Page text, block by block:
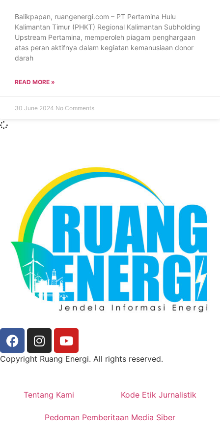
Balikpapan, ruangenergi.com – PT Pertamina Hulu
Kalimantan Timur (PHKT) Regional Kalimantan Subholding
Upstream Pertamina, memperoleh piagam penghargaan
atas peran aktifnya dalam kegiatan kemanusiaan donor
darah
READ MORE »
30 June 2024 No Comments
Copyright Ruang Energi. All rights reserved.
Tentang Kami Kode Etik Jurnalistik
Pedoman Pemberitaan Media Siber